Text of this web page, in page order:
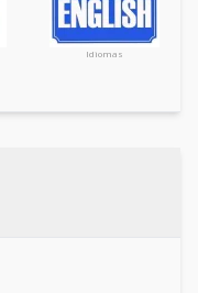
Idiomas